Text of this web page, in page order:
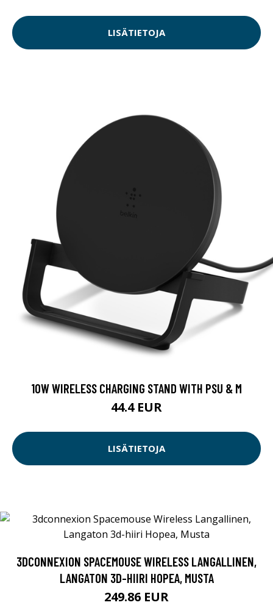
LISÄTIETOJA
10W WIRELESS CHARGING STAND WITH PSU & M
44.4 EUR
LISÄTIETOJA
3DCONNEXION SPACEMOUSE WIRELESS LANGALLINEN,
LANGATON 3D-HIIRI HOPEA, MUSTA
249.86 EUR